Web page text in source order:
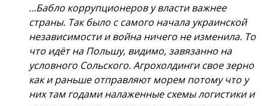
…Бабло коррупционеров у власти важнее
страны. Так было с самого начала украинской
независимости и война ничего не изменила. То
что идёт на Польшу, видимо, завязанно на
условного Сольского. Агрохолдинги свое зерно
как и раньше отправляют морем потому что у
них там годами налаженные схемы логистики и